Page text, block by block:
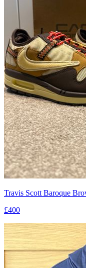
Travis Scott Baroque
£400